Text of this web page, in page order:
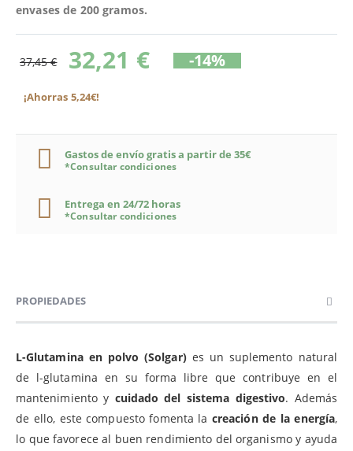
envases de 200 gramos.
37,45 € 32,21 € -14%
¡Ahorras 5,24€!
Gastos de envío gratis a partir de 35€
*Consultar condiciones
Entrega en 24/72 horas
*Consultar condiciones
PROPIEDADES
L-Glutamina en polvo (Solgar)es un suplemento natural
de l-glutamina en su forma libre que contribuye en el
mantenimiento y cuidado del sistema digestivo. Además
de ello, este compuesto fomenta lacreación de la energía,
lo que favorece al buen rendimiento del organismo y ayuda